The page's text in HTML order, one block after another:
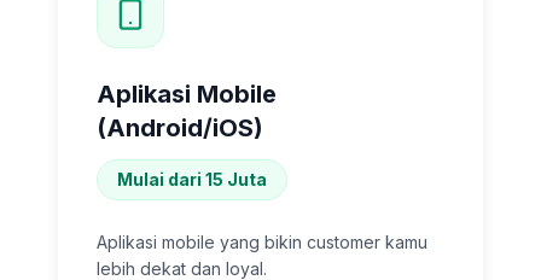
Aplikasi Mobile
(Android/iOS)
Mulai dari 15 Juta
Aplikasi mobile yang bikin customer kamu
lebih dekat dan loyal.